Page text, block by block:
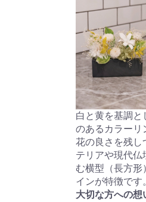
白と黄を基調と
のあるカラーリ
花の良さを残し
テリアや現代仏
む横型（長方
インが特徴です。
大切な方への